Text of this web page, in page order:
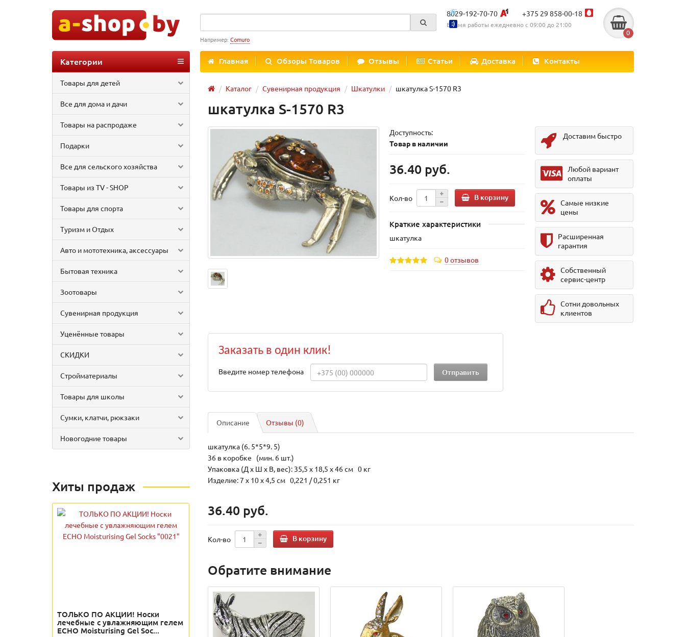
8029-192-70-70 +375 29 858-00-18
Время работы ежедневно с 09:00 до 21:00
0
Например: Comuro
Главная Обзоры Товаров Отзывы Статьи Доставка Контакты
Категории
Товары для детей
Все для дома и дачи
Товары на распродаже
Подарки
Все для сельского хозяйства
Товары из TV - SHOP
Товары для спорта
Туризм и Отдых
Авто и мототехника, аксессуары
Бытовая техника
Зоотовары
Сувенирная продукция
Уценённые товары
СКИДКИ
Стройматериалы
Товары для школы
Сумки, клатчи, рюкзаки
Новогодние товары
Каталог Сувенирная продукция Шкатулки шкатулка S-1570 R3
Хиты продаж
ТОЛЬКО ПО АКЦИИ! Носки
лечебные с увлажняющим гелем
ECHO Moisturising Gel Soc...
шкатулка S-1570 R3
Доступность:
Товар в наличии
36.40 руб.
Кол-во В корзину
Краткие характеристики
шкатулка
0 отзывов
Доставим быстро
Любой вариант
оплаты
Самые низкие
цены
Расширенная
гарантия
Собственный
сервис-центр
Сотни довольных
клиентов
Заказать в один клик!
Введите номер телефона
Описание Отзывы (0)
шкатулка (6. 5*5*9. 5)
36 в коробке (мин. 6 шт.)
Упаковка (Д х Ш х В, вес): 35,5 x 18,5 x 46 см 0 кг
Изделие: 7 x 10 x 4,5 см 0,221 / 0,251 кг
36.40 руб.
Кол-во В корзину
Обратите внимание